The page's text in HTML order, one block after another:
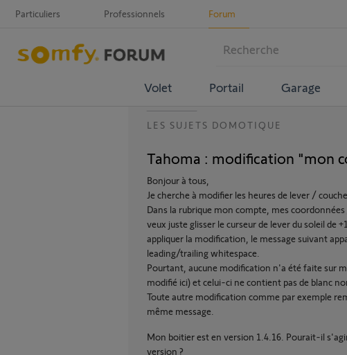
Particuliers Professionnels Forum
Volet Portail Garage
LES SUJETS DOMOTIQUE
Tahoma : modification "mon
Bonjour à tous,
Je cherche à modifier les heures de lever /
Dans la rubrique mon compte, mes
veux juste glisser le curseur de lever du soleil de
appliquer la modification, le message suivant
leading/trailing whitespace.
Pourtant, aucune modification n'a été faite sur
modifié ici) et celui-ci ne contient pas de blanc
Toute autre modification comme par exemple
même message.
Mon boitier est en version 1.4.16. Pourait-il
version ?